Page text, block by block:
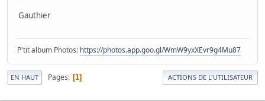
Gauthier
P'tit album Photos: https://photos.app.goo.gl/WmW9yxXEvr9g4Mu87
EN HAUT Pages 1 ACTIONS DE L'UTILISATEUR